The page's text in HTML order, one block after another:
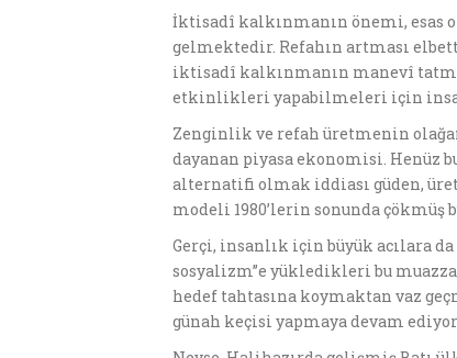
İktisadî kalkınmanın önemi, esas
gelmektedir. Refahın artması
iktisadî kalkınmanın manevî
etkinlikleri yapabilmeleri için
Zenginlik ve refah üretmenin
dayanan piyasa ekonomisi. Henüz
alternatifi olmak iddiası güden,
modeli 1980’lerin sonunda çökmüş
Gerçi, insanlık için büyük acılara
sosyalizm’’e yükledikleri bu
hedef tahtasına koymaktan vaz
günah keçisi yapmaya devam